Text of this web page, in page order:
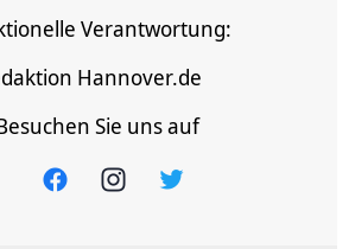
Verantwortung:
Hannover.de
Sie uns auf